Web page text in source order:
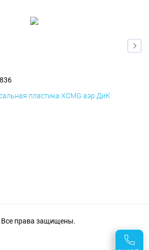
пластика XCMG аэр ДиК
права защищены.